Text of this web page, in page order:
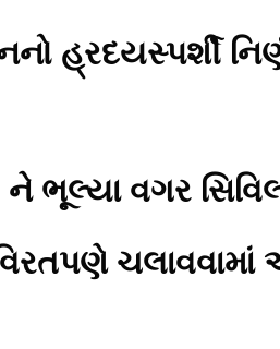
હ્રદયસ્પર્શી
ને ભૂલ્યા વગર
ચલાવવામાં